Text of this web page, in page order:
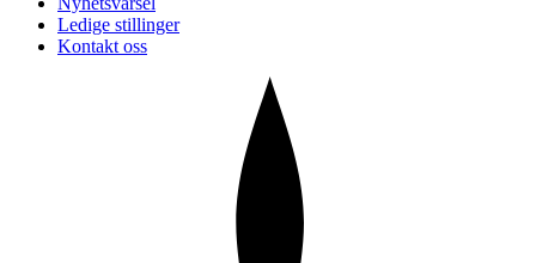
Ledige stillinger
Kontakt oss